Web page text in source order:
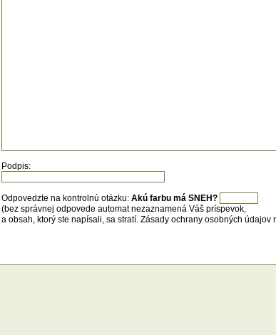
Podpis:
Odpovedzte na kontrolnú otázku: Akú farbu má SNEH?
(bez správnej odpovede automat nezaznamená Váš príspevok,
a obsah, ktorý ste napísali, sa stratí. Zásady ochrany osobných údajov